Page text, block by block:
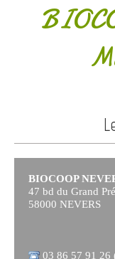
BIOCOOP
47 bd du Grand
58000 NEVERS
03 86 57 91 26